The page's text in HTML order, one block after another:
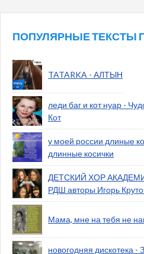
ПОПУЛЯРНЫЕ ТЕКСТЫ
TATARKA - АЛТЫН
леди баг и кот нуар -
Кот
у моей россии длиные
длинные косички
ДЕТСКИЙ ХОР
РДШ авторы Игорь
Мама, мне на тебя не
новогодняя дискотека